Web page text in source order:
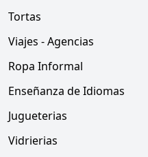
Tortas
Viajes - Agencias
Ropa Informal
Enseñanza de Idiomas
Jugueterias
Vidrierias